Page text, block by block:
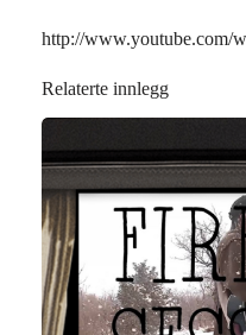
http://www.youtube.com/
Relaterte innlegg